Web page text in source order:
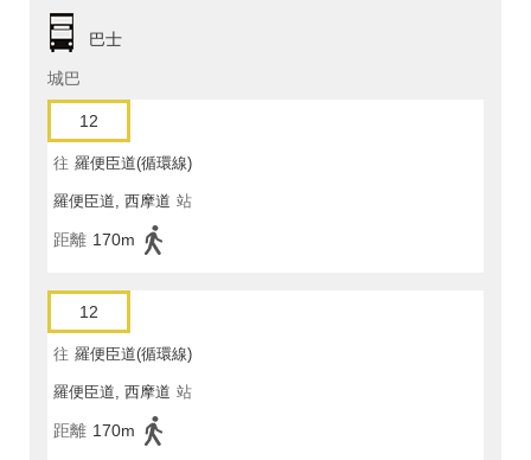
巴士
城巴
12
往 羅便臣道(循環線)
羅便臣道, 西摩道 站
距離 170m
12
往 羅便臣道(循環線)
羅便臣道, 西摩道 站
距離 170m